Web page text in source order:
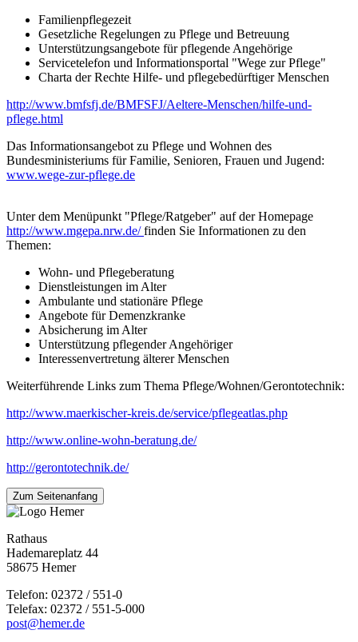
Familienpflegezeit
Gesetzliche Regelungen zu Pflege und Betreuung
Unterstützungsangebote für pflegende Angehörige
Servicetelefon und Informationsportal "Wege zur Pflege"
Charta der Rechte Hilfe- und pflegebedürftiger Menschen
http://www.bmfsfj.de/BMFSFJ/Aeltere-Menschen/hilfe-und-
pflege.html
Das Informationsangebot zu Pflege und Wohnen des
Bundesministeriums für Familie, Senioren, Frauen und Jugend:
www.wege-zur-pflege.de
Unter dem Menüpunkt "Pflege/Ratgeber" auf der Homepage
http://www.mgepa.nrw.de/finden Sie Informationen zu den
Themen:
Wohn- und Pflegeberatung
Dienstleistungen im Alter
Ambulante und stationäre Pflege
Angebote für Demenzkranke
Absicherung im Alter
Unterstützung pflegender Angehöriger
Interessenvertretung älterer Menschen
Weiterführende Links zum Thema Pflege/Wohnen/Gerontotechnik:
http://www.maerkischer-kreis.de/service/pflegeatlas.php
http://www.online-wohn-beratung.de/
http://gerontotechnik.de/
Zum Seitenanfang
Rathaus
Hademareplatz 44
58675 Hemer
Telefon: 02372 / 551-0
Telefax: 02372 / 551-5-000
post@hemer.de